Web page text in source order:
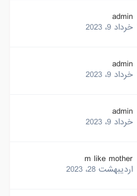
admin
خرداد 9، 2023
admin
خرداد 9، 2023
admin
خرداد 9، 2023
m like mother
اردیبهشت 28، 2023